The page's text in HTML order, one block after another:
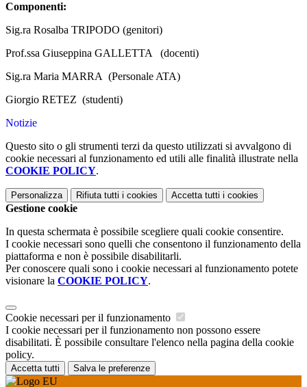
Componenti:
Sig.ra Rosalba TRIPODO (genitori)
Prof.ssa Giuseppina GALLETTA (docenti)
Sig.ra Maria MARRA (Personale ATA)
Giorgio RETEZ (studenti)
Notizie
Questo sito o gli strumenti terzi da questo utilizzati si avvalgono di
cookie necessari al funzionamento ed utili alle finalità illustrate nella
COOKIE POLICY.
Personalizza Rifiuta tutti i cookies Accetta tutti i cookies
Gestione cookie
In questa schermata è possibile scegliere quali cookie consentire.
I cookie necessari sono quelli che consentono il funzionamento della
piattaforma e non è possibile disabilitarli.
Per conoscere quali sono i cookie necessari al funzionamento potete
visionare la COOKIE POLICY.
Cookie necessari per il funzionamento
I cookie necessari per il funzionamento non possono essere
disabilitati. È possibile consultare l'elenco nella pagina della cookie
policy.
Accetta tutti Salva le preferenze